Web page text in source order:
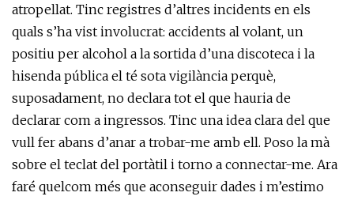
atropellat. Tinc registres d’altres incidents en els
quals s’ha vist involucrat: accidents al volant, un
positiu per alcohol a la sortida d’una discoteca i la
hisenda pública el té sota vigilància perquè,
suposadament, no declara tot el que hauria de
declarar com a ingressos. Tinc una idea clara del que
vull fer abans d’anar a trobar-me amb ell. Poso la mà
sobre el teclat del portàtil i torno a connectar-me. Ara
faré quelcom més que aconseguir dades i m’estimo